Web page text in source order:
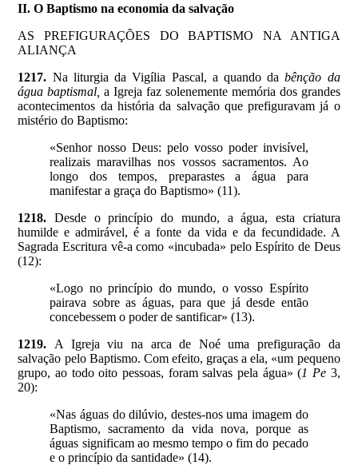
II. O Baptismo na economia da salvação
AS PREFIGURAÇÕES DO BAPTISMO NA ANTIGA
ALIANÇA
1217. Na liturgia da Vigília Pascal, a quando da bênção da
água baptismal, a Igreja faz solenemente memória dos grandes
acontecimentos da história da salvação que prefiguravam já o
mistério do Baptismo:
«Senhor nosso Deus: pelo vosso poder invisível,
realizais maravilhas nos vossos sacramentos. Ao
longo dos tempos, preparastes a água para
manifestar a graça do Baptismo» (11).
1218. Desde o princípio do mundo, a água, esta criatura
humilde e admirável, é a fonte da vida e da fecundidade. A
Sagrada Escritura vê-a como «incubada» pelo Espírito de Deus
(12):
«Logo no princípio do mundo, o vosso Espírito
pairava sobre as águas, para que já desde então
concebessem o poder de santificar» (13).
1219.
A Igreja viu na arca de Noé uma prefiguração da
salvação pelo Baptismo. Com efeito, graças a ela, «um pequeno
grupo, ao todo oito pessoas, foram salvas pela água» (1 Pe 3,
20):
«Nas águas do dilúvio, destes-nos uma imagem do
Baptismo, sacramento da vida nova, porque as
águas significam ao mesmo tempo o fim do pecado
e o princípio da santidade» (14).